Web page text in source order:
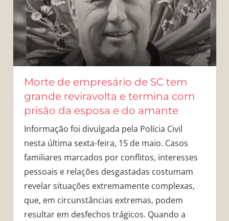
Morte de empresário de SC tem
grande reviravolta e termina com
prisão da esposa e do amante
Informação foi divulgada pela Polícia Civil
nesta última sexta-feira, 15 de maio. Casos
familiares marcados por conflitos, interesses
pessoais e relações desgastadas costumam
revelar situações extremamente complexas,
que, em circunstâncias extremas, podem
resultar em desfechos trágicos. Quando a